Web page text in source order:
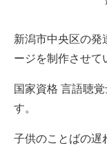
新潟市中央区の
ージを制作させて
国家資格 言語聴
す。
子供のことばの遅